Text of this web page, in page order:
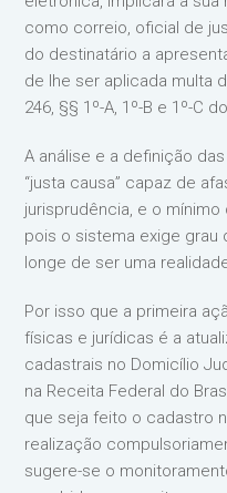
como correio, oficial de
do destinatário a
de lhe ser aplicada multa
246, §§ 1º-A, 1º-B e 1º-C
A análise e a definição
“justa causa” capaz de
jurisprudência, e o
pois o sistema exige grau
longe de ser uma
Por isso que a primeira
físicas e jurídicas é a
cadastrais no Domicílio
na Receita Federal do
que seja feito o cadastro
realização
sugere-se o